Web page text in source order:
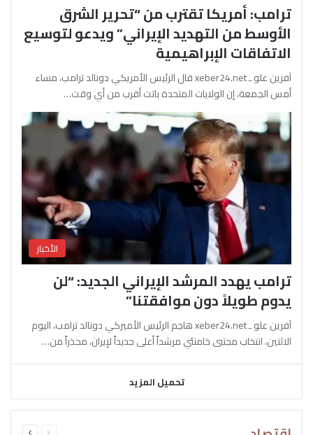
ترامب: أمريكا تقترب من “تحرير الشرق
الأوسط من التهديد الإيراني” ويدعو لتوسيع
الاتفاقات الإبراهيمية
آفرين علو ـ xeber24.net قال الرئيس الأمريكي دونالد ترامب، مساء
أمس الجمعة، إن الولايات المتحدة باتت أقرب من أي وقت…
الأخبار
ترامب يهدد المرشد الإيراني الجديد: “لن
يدوم طويلاً دون موافقتنا”
آفرين علو ـ xeber24.net هاجم الرئيس الأميركي دونالد ترامب، اليوم
الاثنين، انتخاب مجتبى خامنئي مرشداً أعلى جديداً لإيران، محذراً من…
تحميل المزيد